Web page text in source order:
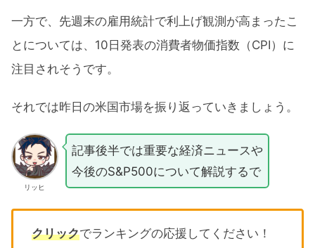
一方で、先週末の雇用統計で利上げ観測が高まったこ
とについては、10日発表の消費者物価指数（CPI）に
注目されそうです。
それでは昨日の米国市場を振り返っていきましょう。
リッヒ
記事後半では重要な経済ニュースや
今後のS&P500について解説するで
クリックでランキングの応援してください！